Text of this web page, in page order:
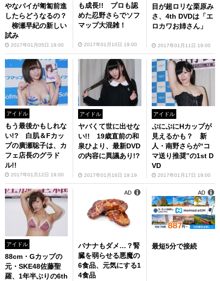
やなパイが匍匐前進
したらどうなるの？
柳瀬早紀の新しい
試み
2017年01月05日 19:00
も成長!! プロも認
めた忍野さらでソフ
マップ大混雑！
2017年01月10日 19:00
目が超ロリな栗原み
さ、4th DVDは「エ
ロカワお姉さん」
2017年01月11日 19:00
アイドル
もう最後かもしれな
い!? 白肌＆Fカッ
プの廣瀬聡子は、カ
フェ店長のグラド
ル!!
2017年01月12日 19:00
アイドル
ヤバくて世に出せな
い!! 19歳直前の和
泉ひより、最新DVD
の内容に異議あり!?
2017年01月16日 19:19
アイドル
ぷにぷにHカップが
見えるかも？ 新
人・南野さらが“コ
マ送り推奨”の1st D
VD
2017年01月17日 19:00
アイドル
88cm・Gカップの
元・SKE48佐藤聖
羅、1年半ぶりの6th
バナナもダメ…？腎
臓を弱らせる悪魔の
6食品、元気にする1
4食品
AD
最短5分で接続
AD